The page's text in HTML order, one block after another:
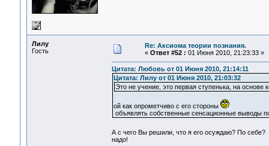
Лилу
Гость
Re: Аксиома теории познания.
« Ответ #52 : 01 Июня 2010, 21:23:33 »
Цитата: Любовь от 01 Июня 2010, 21:14:11
Цитата: Лилу от 01 Июня 2010, 21:03:32
Это не учение, это первая ступенька, на
ой как опрометчиво с его стороны
объявлять собственные сенсационные выводы
А с чего Вы решили, что я его осуждаю? По себе?
надо!